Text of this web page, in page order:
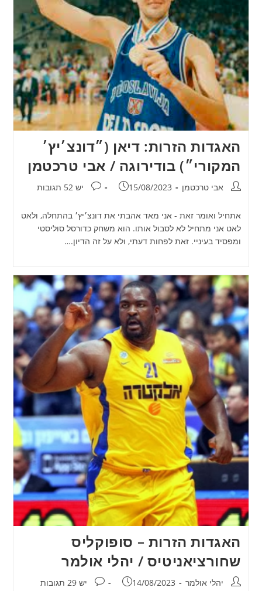
האגדות הזרות: דיאן (״דונצ׳יץ׳
המקורי״) בודירוגה / אבי טרכטמן
מחבר:אבי טרכטמן פורסם:
15/08/2023 תגובות:
יש 52 תגובות
אתחיל ואומר זאת - אני מאד אהבתי את דונצ׳יץ׳ בהתחלה, ולאט
לאט אני מתחיל לא לסבול אותו. הוא משחק כדורסל סוליסטי
ומפסיד בעיניי. זאת לפחות דעתי, ולא על זה הדיון.…
האגדות הזרות – סופוקליס
שחורציאניטיס / יהלי אולמר
מחבר:יהלי אולמר פורסם:
14/08/2023 תגובות:
יש 29 תגובות